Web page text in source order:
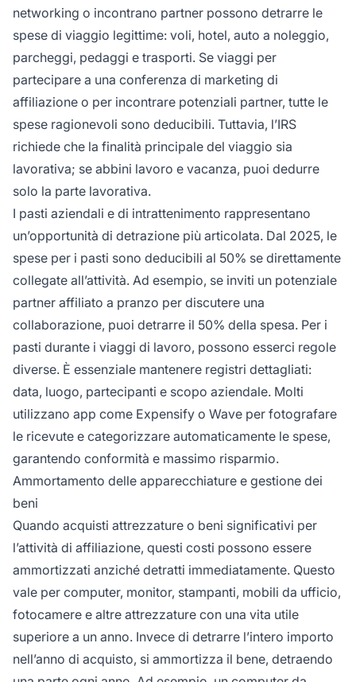
networking o incontrano partner possono detrarre le
spese di viaggio legittime: voli, hotel, auto a noleggio,
parcheggi, pedaggi e trasporti. Se viaggi per
partecipare a una conferenza di marketing di
affiliazione o per incontrare potenziali partner, tutte le
spese ragionevoli sono deducibili. Tuttavia, l’IRS
richiede che la finalità principale del viaggio sia
lavorativa; se abbini lavoro e vacanza, puoi dedurre
solo la parte lavorativa.
I pasti aziendali e di intrattenimento rappresentano
un’opportunità di detrazione più articolata. Dal 2025, le
spese per i pasti sono deducibili al 50% se direttamente
collegate all’attività. Ad esempio, se inviti un potenziale
partner affiliato a pranzo per discutere una
collaborazione, puoi detrarre il 50% della spesa. Per i
pasti durante i viaggi di lavoro, possono esserci regole
diverse. È essenziale mantenere registri dettagliati:
data, luogo, partecipanti e scopo aziendale. Molti
utilizzano app come Expensify o Wave per fotografare
le ricevute e categorizzare automaticamente le spese,
garantendo conformità e massimo risparmio.
Ammortamento delle apparecchiature e gestione dei
beni
Quando acquisti attrezzature o beni significativi per
l’attività di affiliazione, questi costi possono essere
ammortizzati anziché detratti immediatamente. Questo
vale per computer, monitor, stampanti, mobili da ufficio,
fotocamere e altre attrezzature con una vita utile
superiore a un anno. Invece di detrarre l’intero importo
nell’anno di acquisto, si ammortizza il bene, detraendo